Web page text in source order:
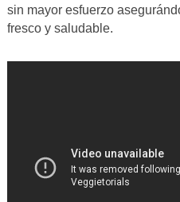
sin mayor esfuerzo
fresco y saludable.